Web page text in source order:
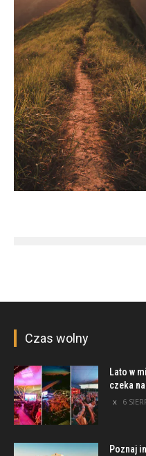
Czas wolny
Lato w
czeka
6
Poznaj